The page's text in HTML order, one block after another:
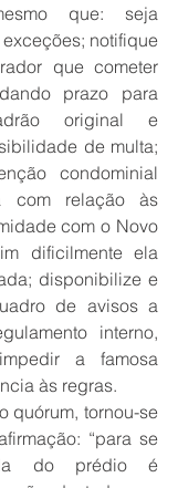
que: seja
notifique
que cometer
prazo para
original e
de multa;
condominial
com relação às
com o Novo
dificilmente ela
disponibilize e
de avisos a
interno,
a famosa
às regras.
quórum, tornou-se
“para se
do prédio é